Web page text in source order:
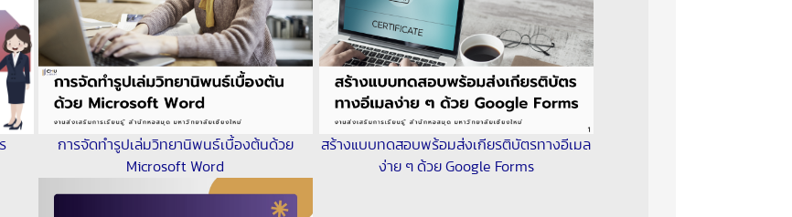
การจัดทำรูปเล่มวิทยานิพนธ์เบื้องต้นด้วย
Microsoft Word
สร้างแบบทดสอบพร้อมส่งเกียรติบัตรทางอีเมล
ง่าย ๆ ด้วย Google Forms